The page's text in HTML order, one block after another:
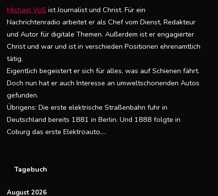
Michael Voß ist Journalist und Christ. Für ein
Nachrichtenradio arbeitet er als Chef vom Dienst, Redakteur
und Autor für digitale Themen. Außerdem ist er engagierter
Christ und war und ist in verschieden Positionen ehrenamtlich
tätig.
Eigentlich begeistert er sich für alles, was auf Schienen fährt.
Doch nun hat er auch Interesse an umweltschonenden Autos
gefunden.
Übrigens: Die erste elektrische Straßenbahn fuhr in
Deutschland bereits 1881 in Berlin. Und 1888 folgte in
Coburg das erste Elektroauto….
Tagebuch
August 2026